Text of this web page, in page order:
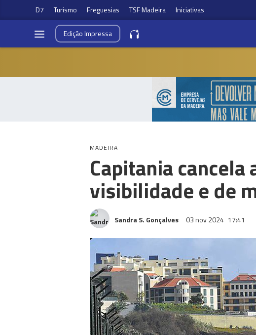
D7 Turismo Freguesias TSF Madeira Iniciativas
EdiçãoImpressa
MADEIRA
Capitania
visibilidade e de
Sandra S. Gonçalves 03 nov 2024 17:41